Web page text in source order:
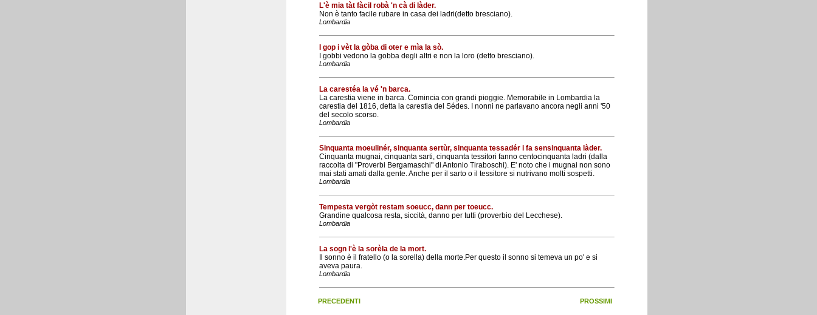
L'è mia tàt fàcil robà 'n cà di làder.
Non è tanto facile rubare in casa dei ladri(detto bresciano).
Lombardia
I gop i vèt la gòba di oter e mìa la sò.
I gobbi vedono la gobba degli altri e non la loro (detto bresciano).
Lombardia
La carestéa la vé 'n barca.
La carestia viene in barca. Comincia con grandi pioggie. Memorabile in Lombardia la
carestia del 1816, detta la carestia del Sédes. I nonni ne parlavano ancora negli anni '50
del secolo scorso.
Lombardia
Sinquanta moeulinér, sinquanta sertùr, sinquanta tessadér i fa sensinquanta làder.
Cinquanta mugnai, cinquanta sarti, cinquanta tessitori fanno centocinquanta ladri (dalla
raccolta di "Proverbi Bergamaschi" di Antonio Tiraboschi). E' noto che i mugnai non sono
mai stati amati dalla gente. Anche per il sarto o il tessitore si nutrivano molti sospetti.
Lombardia
Tempesta vergòt restam soeucc, dann per toeucc.
Grandine qualcosa resta, siccità, danno per tutti (proverbio del Lecchese).
Lombardia
La sogn l'è la sorèla de la mort.
Il sonno è il fratello (o la sorella) della morte.Per questo il sonno si temeva un po' e si
aveva paura.
Lombardia
PRECEDENTI PROSSIMI